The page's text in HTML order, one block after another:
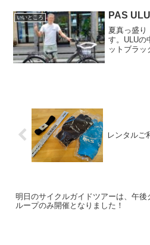
んで夏休み
いいところ PAS
夏真っ盛
す。ULUの
ットブラッ
ビッグバ
レンタルご
明日のサイクルガイドツアーは、午後
ループのみ開催となりました！